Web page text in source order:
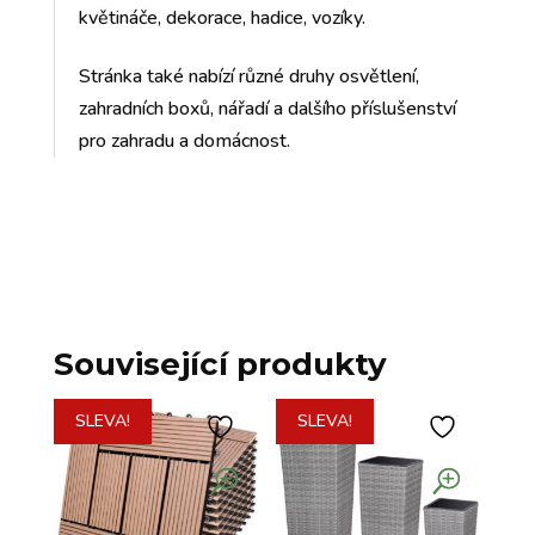
květináče, dekorace, hadice, vozíky.
Stránka také nabízí různé druhy osvětlení,
zahradních boxů, nářadí a dalšího příslušenství
pro zahradu a domácnost.
Související produkty
SLEVA! SLEVA!